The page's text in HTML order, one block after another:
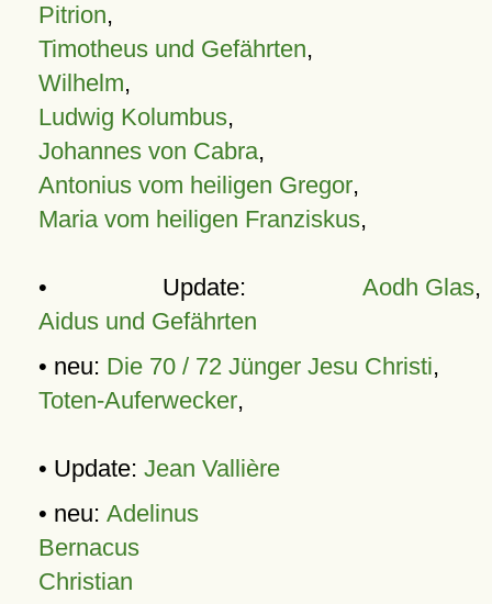
Pitrion,
Timotheus und Gefährten,
Wilhelm,
Ludwig Kolumbus,
Johannes von Cabra,
Antonius vom heiligen Gregor,
Maria vom heiligen Franziskus,
• Update: Aodh Glas,
Aidus und Gefährten
• neu: Die 70 / 72 Jünger Jesu Christi,
Toten-Auferwecker,
• Update: Jean Vallière
• neu: Adelinus
Bernacus
Christian